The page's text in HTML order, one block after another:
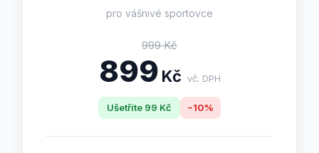
pro vášnivé sportovce
999 Kč
899 Kč vč. DPH
Ušetříte 99 Kč −10%